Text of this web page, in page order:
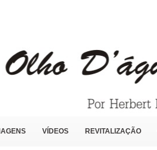
VÍDEOS REVITALIZAÇÃO